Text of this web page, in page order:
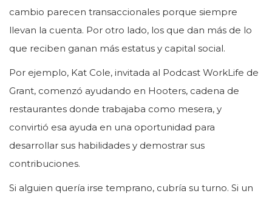
cambio parecen transaccionales porque siempre
llevan la cuenta. Por otro lado, los que dan más de lo
que reciben ganan más estatus y capital social.
Por ejemplo, Kat Cole, invitada al Podcast WorkLife de
Grant, comenzó ayudando en Hooters, cadena de
restaurantes donde trabajaba como mesera, y
convirtió esa ayuda en una oportunidad para
desarrollar sus habilidades y demostrar sus
contribuciones.
Si alguien quería irse temprano, cubría su turno. Si un